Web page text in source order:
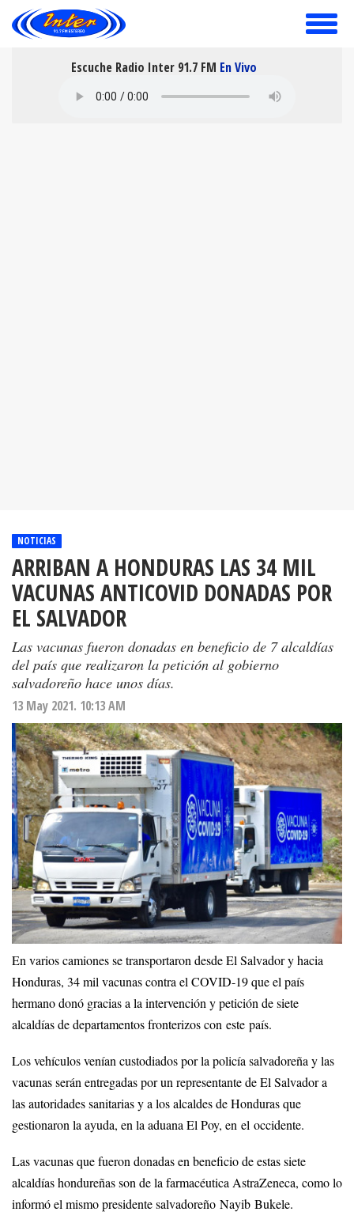
toggle
Escuche Radio Inter 91.7 FM En Vivo
NOTICIAS
ARRIBAN A HONDURAS LAS 34 MIL
VACUNAS ANTICOVID DONADAS POR
EL SALVADOR
Las vacunas fueron donadas en beneficio de 7 alcaldías
del país que realizaron la petición al gobierno
salvadoreño hace unos días.
13 May 2021. 10:13 AM
En varios camiones se transportaron desde El Salvador y hacia
Honduras, 34 mil vacunas contra el COVID-19 que el país
hermano donó gracias a la intervención y petición de siete
alcaldías de departamentos fronterizos con este país.
Los vehículos venían custodiados por la policía salvadoreña y las
vacunas serán entregadas por un representante de El Salvador a
las autoridades sanitarias y a los alcaldes de Honduras que
gestionaron la ayuda, en la aduana El Poy, en el occidente.
Las vacunas que fueron donadas en beneficio de estas siete
alcaldías hondureñas son de la farmacéutica AstraZeneca, como lo
informó el mismo presidente salvadoreño Nayib Bukele.